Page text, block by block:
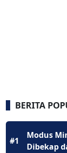
BERITA
#1
Modus
Dibekap